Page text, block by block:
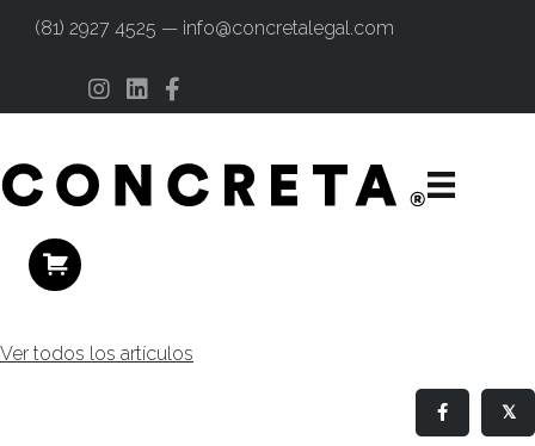
(81) 2927 4525 — info@concretalegal.com
Instagram
LinkedinFacebook
Ver todos los artículos
𝕏